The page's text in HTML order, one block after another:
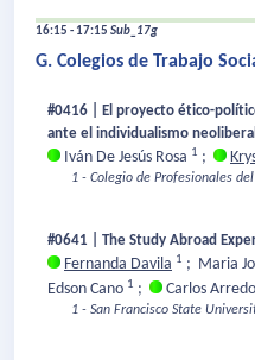
16:15 - 17:15 Sub_17g
G. Colegios de Trabajo
#0416 | El proyecto ético-
ante el individualismo
Iván De Jesús Rosa 1 ;
1 - Colegio de Profesionales
#0641 | The Study Abroad
Fernanda Davila 1 ; Maria
Edson Cano 1 ; Carlos
1 - San Francisco State